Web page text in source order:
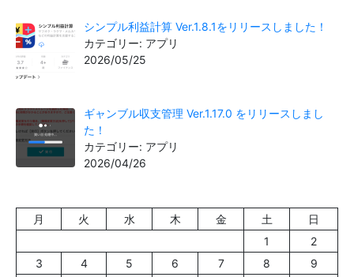
シンプル利益計算 Ver.1.8.1をリリースしました！
カテゴリー: アプリ
2026/05/25
ギャンブル収支管理 Ver.1.17.0 をリリースしまし
た！
カテゴリー: アプリ
2026/04/26
月 火 水 木 金 土
日
1
2
3
4 5 6 7 8
9